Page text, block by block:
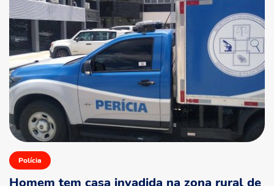
Polícia
Homem tem casa invadida na zona rural de